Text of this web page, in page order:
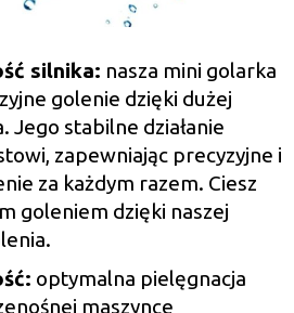
silnika: nasza mini golarka
golenie dzięki dużej
Jego stabilne działanie
zapewniając precyzyjne i
za każdym razem. Ciesz
goleniem dzięki naszej
optymalna pielęgnacja
maszynce